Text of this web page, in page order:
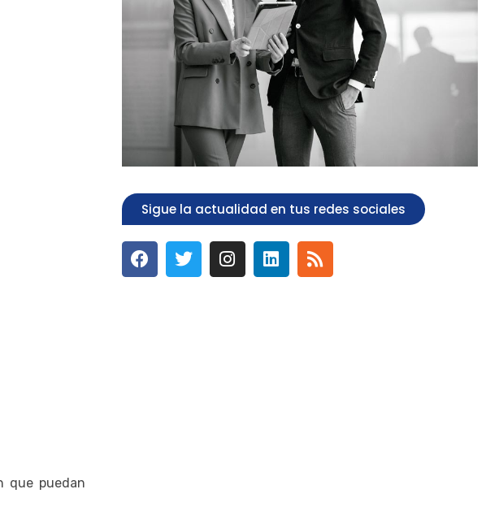
que puedan
Sigue la actualidad en tus redes sociales